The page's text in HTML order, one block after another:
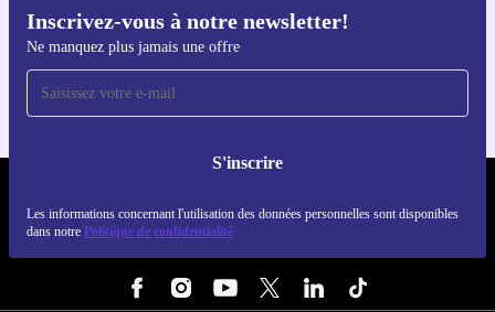
Inscrivez-vous à notre newsletter!
Ne manquez plus jamais une offre
S'inscrire
Les informations concernant l'utilisation des données personnelles sont disponibles
dans notre Politique de confidentialité
Téléchargez l'application refurbed
Pour iOS et Android